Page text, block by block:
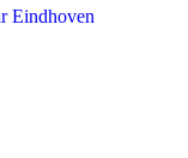
Eindhoven